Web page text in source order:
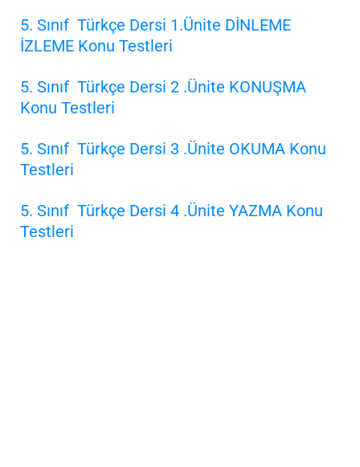
5. Sınıf Türkçe Dersi 1.Ünite DİNLEME
İZLEME Konu Testleri
5. Sınıf Türkçe Dersi 2 .Ünite KONUŞMA
Konu Testleri
5. Sınıf Türkçe Dersi 3 .Ünite OKUMA Konu
Testleri
5. Sınıf Türkçe Dersi 4 .Ünite YAZMA Konu
Testleri